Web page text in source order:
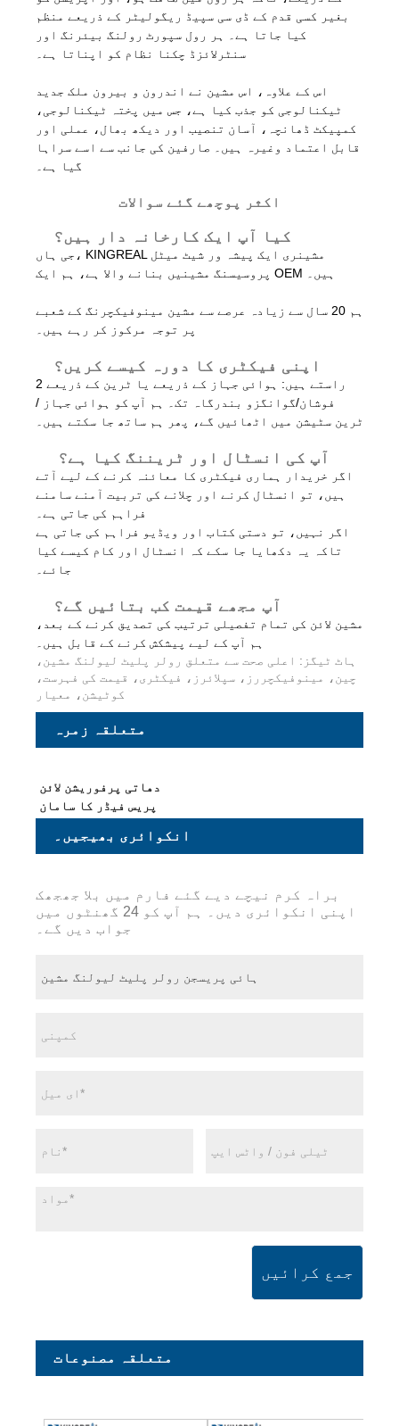
بغیر کسی قدم کے ڈی سی سپیڈ ریگولیٹر کے ذریعے منظم
کیا جاتا ہے۔ ہر رول سپورٹ رولنگ بیئرنگ اور
سنٹرلائزڈ چکنا نظام کو اپناتا ہے۔
اس کے علاوہ، اس مشین نے اندرون و بیرون ملک جدید
ٹیکنالوجی کو جذب کیا ہے، جس میں پختہ ٹیکنالوجی،
کمپیکٹ ڈھانچہ، آسان تنصیب اور دیکھ بھال، عملی اور
قابل اعتماد وغیرہ ہیں۔ صارفین کی جانب سے اسے سراہا
گیا ہے۔
اکثر پوچھے گئے سوالات
کیا آپ ایک کارخانہ دار ہیں؟
جی ہاں، KINGREAL مشینری ایک پیشہ ور شیٹ میٹل
پروسیسنگ مشینیں بنانے والا ہے، ہم ایک OEM ہیں۔
ہم 20 سال سے زیادہ عرصے سے مشین مینوفیکچرنگ کے شعبے
پر توجہ مرکوز کر رہے ہیں۔
اپنی فیکٹری کا دورہ کیسے کریں؟
2 راستے ہیں: ہوائی جہاز کے ذریعے یا ٹرین کے ذریعے
فوشان/گوانگزو بندرگاہ تک۔ ہم آپ کو ہوائی جہاز /
ٹرین سٹیشن میں اٹھائیں گے، پھر ہم ساتھ جا سکتے ہیں۔
آپ کی انسٹال اور ٹریننگ کیا ہے؟
اگر خریدار ہماری فیکٹری کا معائنہ کرنے کے لیے آتے
ہیں، تو انسٹال کرنے اور چلانے کی تربیت آمنے سامنے
فراہم کی جاتی ہے۔
اگر نہیں، تو دستی کتاب اور ویڈیو فراہم کی جاتی ہے
تاکہ یہ دکھایا جا سکے کہ انسٹال اور کام کیسے کیا
جائے۔
آپ مجھے قیمت کب بتائیں گے؟
مشین لائن کی تمام تفصیلی ترتیب کی تصدیق کرنے کے بعد،
ہم آپ کے لیے پیشکش کرنے کے قابل ہیں۔
ہاٹ ٹیگز: اعلی صحت سے متعلق رولر پلیٹ لیولنگ مشین،
چین، مینوفیکچررز، سپلائرز، فیکٹری، قیمت کی فہرست،
کوٹیشن، معیار
متعلقہ زمرہ
دھاتی پرفوریشن لائن
پریس فیڈر کا سامان
انکوائری بھیجیں۔
براہ کرم نیچے دیے گئے فارم میں بلا جھجھک
اپنی انکوائری دیں۔ ہم آپ کو 24 گھنٹوں میں
جواب دیں گے۔
جمع کرائیں
متعلقہ مصنوعات